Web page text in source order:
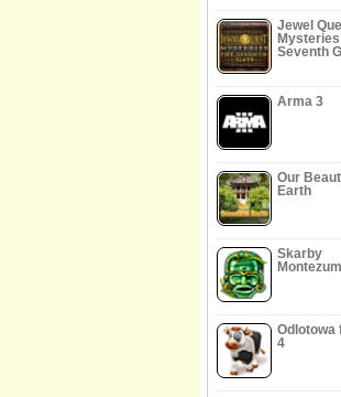
Jewel
Seventh
Arma 3
Our
Earth
Skarby
Odlotowa
4